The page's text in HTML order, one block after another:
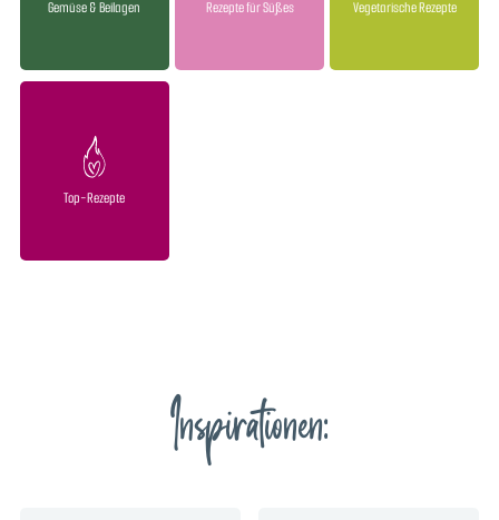
Gemüse & Beilagen Rezepte für Süßes Vegetarische Rezepte
Top-Rezepte
Inspirationen: